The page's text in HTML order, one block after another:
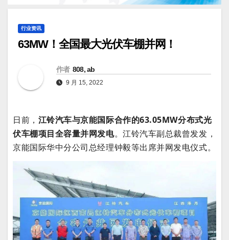
行业资讯
63MW！全国最大光伏车棚并网！
作者 808, ab
9 月 15, 2022
日前， 江铃汽车与京能国际合作的63.05MW分布式光
伏车棚项目全容量并网发电。江铃汽车副总裁曾发发，
京能国际华中分公司总经理钟毅等出席并网发电仪式。